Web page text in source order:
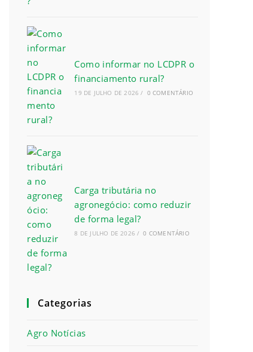
Como informar no LCDPR o
financiamento rural?
19 DE JULHO DE 2026 / 0 COMENTÁRIO
Carga tributária no
agronegócio: como reduzir
de forma legal?
8 DE JULHO DE 2026 / 0 COMENTÁRIO
Categorias
Agro Notícias